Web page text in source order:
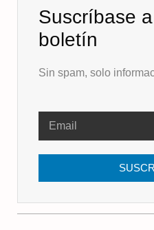
Suscríbase
boletín
Sin spam, solo